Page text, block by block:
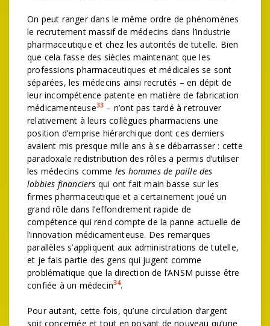
On peut ranger dans le même ordre de phénomènes
le recrutement massif de médecins dans l’industrie
pharmaceutique et chez les autorités de tutelle. Bien
que cela fasse des siècles maintenant que les
professions pharmaceutiques et médicales se sont
séparées, les médecins ainsi recrutés – en dépit de
leur incompétence patente en matière de fabrication
médicamenteuse33 – n’ont pas tardé à retrouver
relativement à leurs collègues pharmaciens une
position d’emprise hiérarchique dont ces derniers
avaient mis presque mille ans à se débarrasser : cette
paradoxale redistribution des rôles a permis d’utiliser
les médecins comme les hommes de paille des
lobbies financiers qui ont fait main basse sur les
firmes pharmaceutique et a certainement joué un
grand rôle dans l’effondrement rapide de
compétence qui rend compte de la panne actuelle de
l’innovation médicamenteuse. Des remarques
parallèles s’appliquent aux administrations de tutelle,
et je fais partie des gens qui jugent comme
problématique que la direction de l’ANSM puisse être
confiée à un médecin34.
Pour autant, cette fois, qu’une circulation d’argent
soit concernée et tout en posant de nouveau qu’une